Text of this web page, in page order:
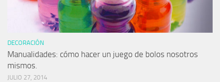
DECORACIÓN
Manualidades: cómo hacer un juego de bolos nosotros
mismos.
JULIO 27, 2014